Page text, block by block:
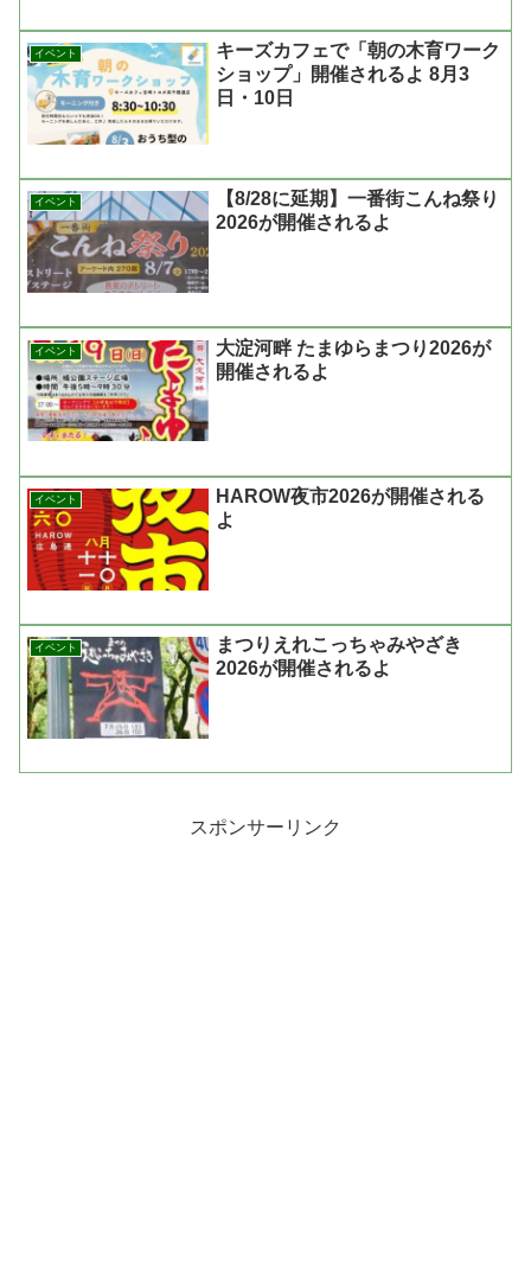
イベント
キーズカフェで「朝の木育ワーク
ショップ」開催されるよ 8月3
日・10日
イベント
【8/28に延期】一番街こんね祭り
2026が開催されるよ
イベント
大淀河畔 たまゆらまつり2026が
開催されるよ
イベント
HAROW夜市2026が開催される
よ
イベント
まつりえれこっちゃみやざき
2026が開催されるよ
スポンサーリンク